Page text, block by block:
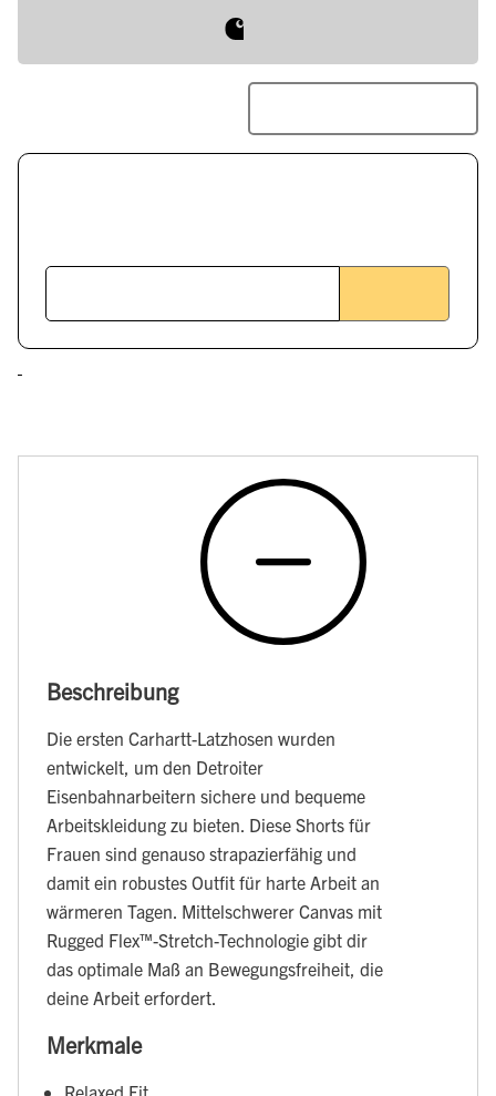
Beschreibung
Die ersten Carhartt-Latzhosen wurden
entwickelt, um den Detroiter
Eisenbahnarbeitern sichere und bequeme
Arbeitskleidung zu bieten. Diese Shorts für
Frauen sind genauso strapazierfähig und
damit ein robustes Outfit für harte Arbeit an
wärmeren Tagen. Mittelschwerer Canvas mit
Rugged Flex™-Stretch-Technologie gibt dir
das optimale Maß an Bewegungsfreiheit, die
deine Arbeit erfordert.
Merkmale